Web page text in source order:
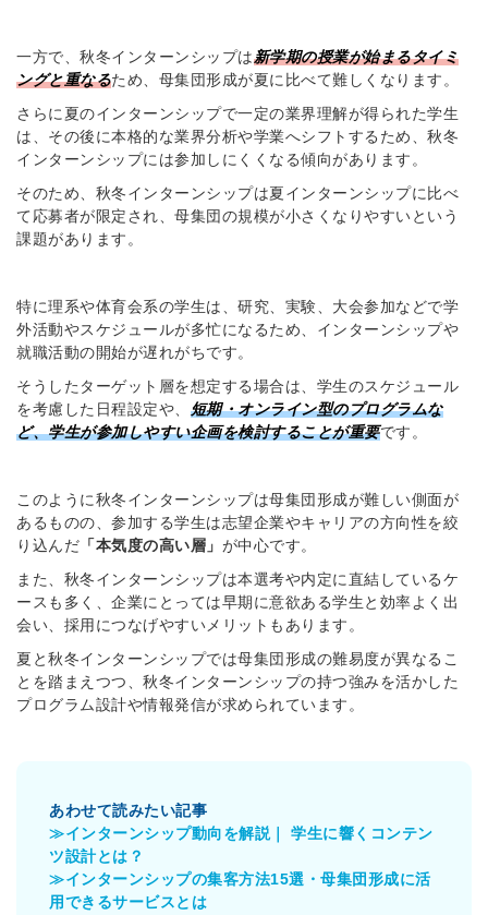
一方で、秋冬インターンシップは新学期の授業が始まるタイミ
ングと重なるため、母集団形成が夏に比べて難しくなります。
さらに夏のインターンシップで一定の業界理解が得られた学生
は、その後に本格的な業界分析や学業へシフトするため、秋冬
インターンシップには参加しにくくなる傾向があります。
そのため、秋冬インターンシップは夏インターンシップに比べ
て応募者が限定され、母集団の規模が小さくなりやすいという
課題があります。
特に理系や体育会系の学生は、研究、実験、大会参加などで学
外活動やスケジュールが多忙になるため、インターンシップや
就職活動の開始が遅れがちです。
そうしたターゲット層を想定する場合は、学生のスケジュール
を考慮した日程設定や、 短期・オンライン型のプログラムな
ど、学生が参加しやすい企画を検討することが重要です。
このように秋冬インターンシップは母集団形成が難しい側面が
あるものの、参加する学生は志望企業やキャリアの方向性を絞
り込んだ 「本気度の高い層」 が中心です。
また、秋冬インターンシップは本選考や内定に直結しているケ
ースも多く、企業にとっては早期に意欲ある学生と効率よく出
会い、採用につなげやすいメリットもあります。
夏と秋冬インターンシップでは母集団形成の難易度が異なるこ
とを踏まえつつ、秋冬インターンシップの持つ強みを活かした
プログラム設計や情報発信が求められています。
あわせて読みたい記事
≫インターンシップ動向を解説｜ 学生に響くコンテン
ツ設計とは？
≫インターンシップの集客方法15選・母集団形成に活
用できるサービスとは